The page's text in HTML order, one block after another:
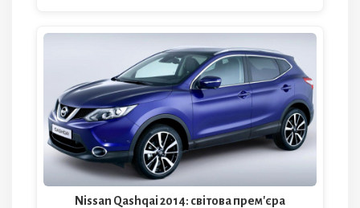
Nissan Qashqai 2014: світова прем'єра